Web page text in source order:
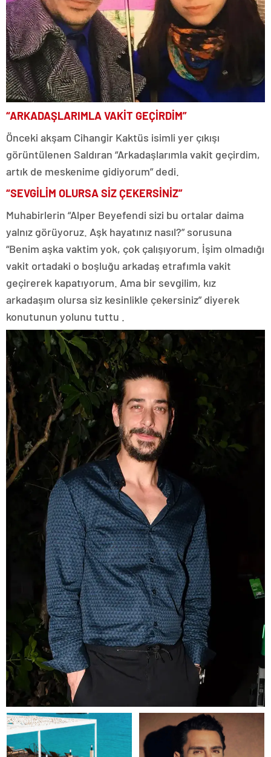
“ARKADAŞLARIMLA VAKİT GEÇİRDİM”
Önceki akşam Cihangir Kaktüs isimli yer çıkışı
görüntülenen Saldıran “Arkadaşlarımla vakit geçirdim,
artık de meskenime gidiyorum” dedi.
“SEVGİLİM OLURSA SİZ ÇEKERSİNİZ”
Muhabirlerin “Alper Beyefendi sizi bu ortalar daima
yalnız görüyoruz. Aşk hayatınız nasıl?” sorusuna
“Benim aşka vaktim yok, çok çalışıyorum. İşim olmadığı
vakit ortadaki o boşluğu arkadaş etrafımla vakit
geçirerek kapatıyorum. Ama bir sevgilim, kız
arkadaşım olursa siz kesinlikle çekersiniz” diyerek
konutunun yolunu tuttu .